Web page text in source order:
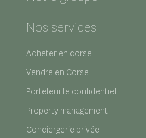
Nos services
Acheter en corse
Vendre en Corse
Portefeuille confidentiel
Property management
Conciergerie privée